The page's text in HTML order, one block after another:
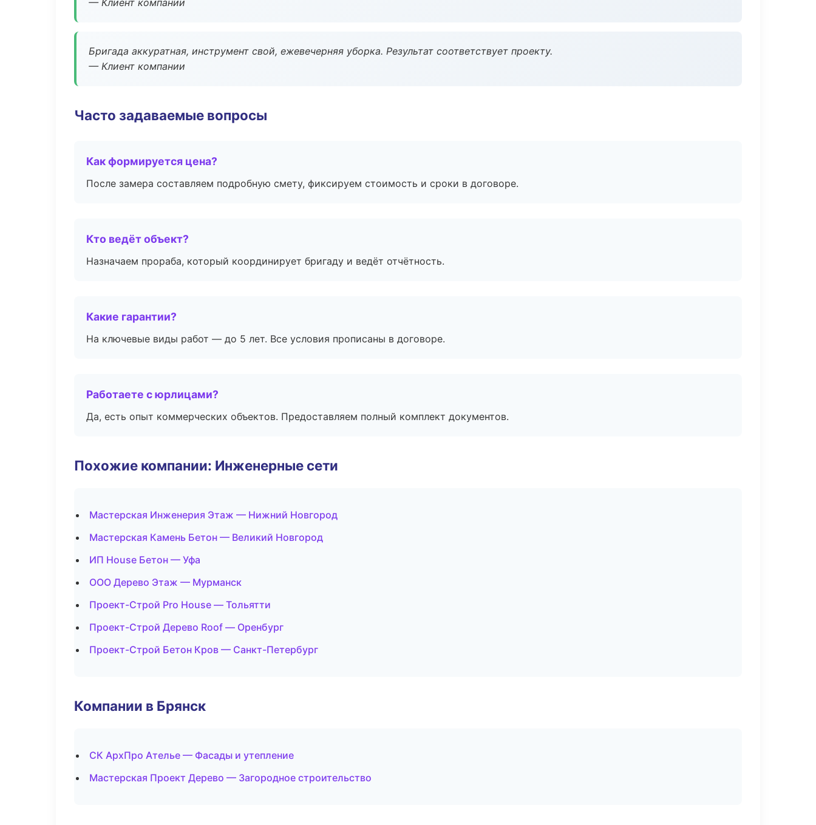
— Клиент компании
Бригада аккуратная, инструмент свой, ежевечерняя уборка. Результат соответствует проекту.
— Клиент компании
Часто задаваемые вопросы
Как формируется цена?
После замера составляем подробную смету, фиксируем стоимость и сроки в договоре.
Кто ведёт объект?
Назначаем прораба, который координирует бригаду и ведёт отчётность.
Какие гарантии?
На ключевые виды работ — до 5 лет. Все условия прописаны в договоре.
Работаете с юрлицами?
Да, есть опыт коммерческих объектов. Предоставляем полный комплект документов.
Похожие компании: Инженерные сети
Мастерская Инженерия Этаж — Нижний Новгород
Мастерская Камень Бетон — Великий Новгород
ИП House Бетон — Уфа
ООО Дерево Этаж — Мурманск
Проект-Строй Pro House — Тольятти
Проект-Строй Дерево Roof — Оренбург
Проект-Строй Бетон Кров — Санкт-Петербург
Компании в Брянск
СК АрхПро Ателье — Фасады и утепление
Мастерская Проект Дерево — Загородное строительство